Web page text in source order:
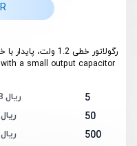
رگولاتور خطی 1.2 ولت، پایدار با خازن خروجی کوچک (1µF)
a small output capacitor
5 101,928 ریال
50 95,352 ریال
500 92,064 ریال